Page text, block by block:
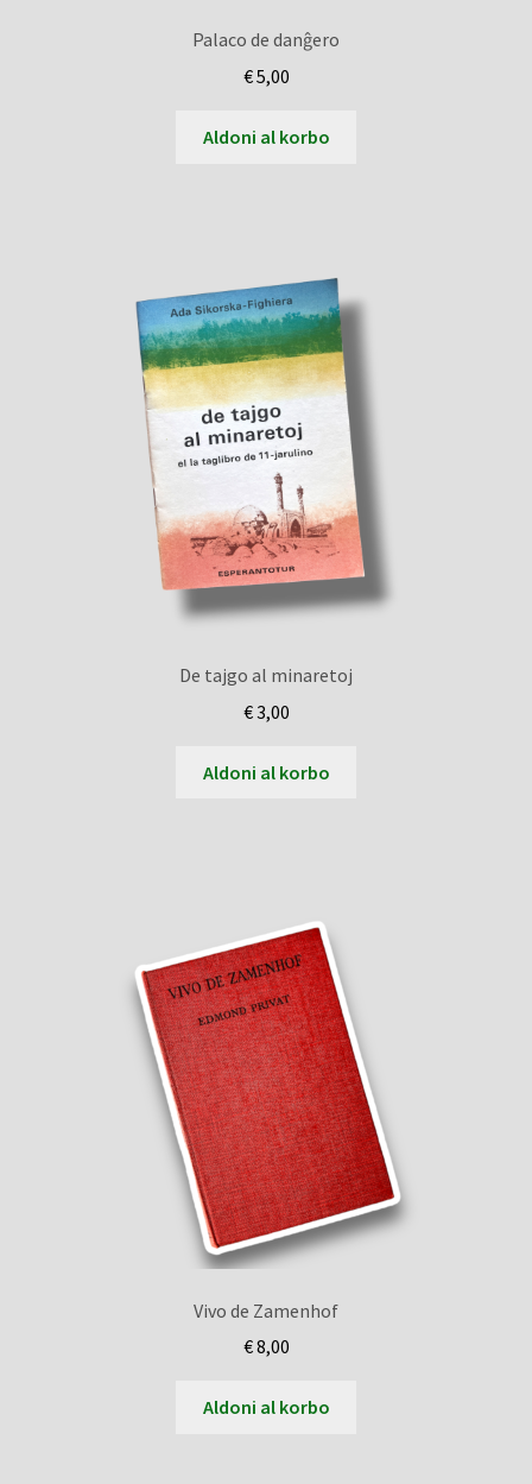
Palaco de danĝero
€5,00
Aldoni al korbo
De tajgo al minaretoj
€3,00
Aldoni al korbo
Vivo de Zamenhof
€8,00
Aldoni al korbo